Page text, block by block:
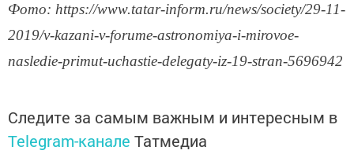
Фото: https://www.tatar-inform.ru/news/society/29-11-
2019/v-kazani-v-forume-astronomiya-i-mirovoe-
nasledie-primut-uchastie-delegaty-iz-19-stran-5696942
Следите за самым важным и интересным в
Telegram-канале Татмедиа